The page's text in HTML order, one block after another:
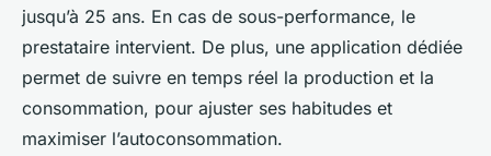
jusqu’à 25 ans. En cas de sous-performance, le
prestataire intervient. De plus, une application dédiée
permet de suivre en temps réel la production et la
consommation, pour ajuster ses habitudes et
maximiser l’autoconsommation.